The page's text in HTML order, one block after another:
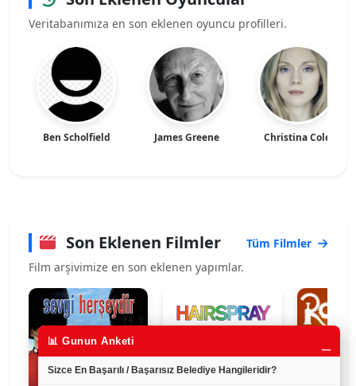
Veritabanımıza en son eklenen oyuncu profilleri.
Ben Scholfield James Greene Christina Cole
Son Eklenen Filmler
Tüm Filmler
Film arşivimize en son eklenen yapımlar.
📊 Gunun Anketi
Sizce En Başarılı / Başarısız Belediye Hangileridir?